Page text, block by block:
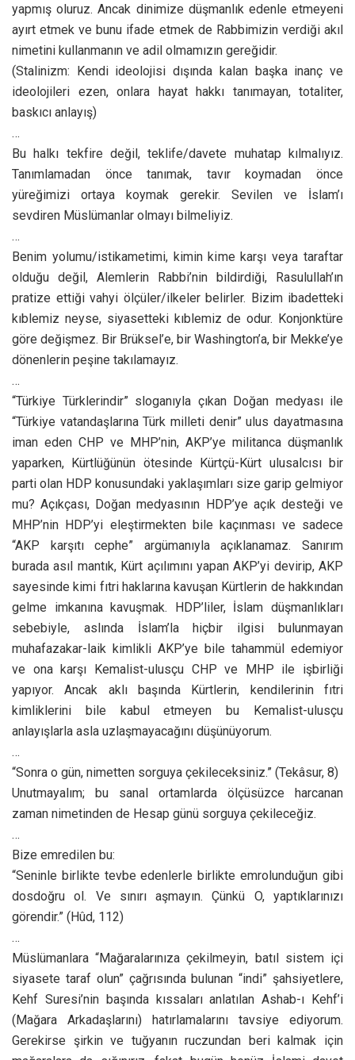
yapmış oluruz. Ancak dinimize düşmanlık edenle etmeyeni
ayırt etmek ve bunu ifade etmek de Rabbimizin verdiği akıl
nimetini kullanmanın ve adil olmamızın gereğidir.
(Stalinizm: Kendi ideolojisi dışında kalan başka inanç ve
ideolojileri ezen, onlara hayat hakkı tanımayan, totaliter,
baskıcı anlayış)
…
Bu halkı tekfire değil, teklife/davete muhatap kılmalıyız.
Tanımlamadan önce tanımak, tavır koymadan önce
yüreğimizi ortaya koymak gerekir. Sevilen ve İslam’ı
sevdiren Müslümanlar olmayı bilmeliyiz.
…
Benim yolumu/istikametimi, kimin kime karşı veya taraftar
olduğu değil, Alemlerin Rabbi’nin bildirdiği, Rasulullah’ın
pratize ettiği vahyi ölçüler/ilkeler belirler. Bizim ibadetteki
kıblemiz neyse, siyasetteki kıblemiz de odur. Konjonktüre
göre değişmez. Bir Brüksel’e, bir Washington’a, bir Mekke’ye
dönenlerin peşine takılamayız.
…
“Türkiye Türklerindir” sloganıyla çıkan Doğan medyası ile
“Türkiye vatandaşlarına Türk milleti denir” ulus dayatmasına
iman eden CHP ve MHP’nin, AKP’ye militanca düşmanlık
yaparken, Kürtlüğünün ötesinde Kürtçü-Kürt ulusalcısı bir
parti olan HDP konusundaki yaklaşımları size garip gelmiyor
mu? Açıkçası, Doğan medyasının HDP’ye açık desteği ve
MHP’nin HDP’yi eleştirmekten bile kaçınması ve sadece
“AKP karşıtı cephe” argümanıyla açıklanamaz. Sanırım
burada asıl mantık, Kürt açılımını yapan AKP’yi devirip, AKP
sayesinde kimi fıtri haklarına kavuşan Kürtlerin de hakkından
gelme imkanına kavuşmak. HDP’liler, İslam düşmanlıkları
sebebiyle, aslında İslam’la hiçbir ilgisi bulunmayan
muhafazakar-laik kimlikli AKP’ye bile tahammül edemiyor
ve ona karşı Kemalist-ulusçu CHP ve MHP ile işbirliği
yapıyor. Ancak aklı başında Kürtlerin, kendilerinin fıtri
kimliklerini bile kabul etmeyen bu Kemalist-ulusçu
anlayışlarla asla uzlaşmayacağını düşünüyorum.
…
“Sonra o gün, nimetten sorguya çekileceksiniz.” (Tekâsur, 8)
Unutmayalım; bu sanal ortamlarda ölçüsüzce harcanan
zaman nimetinden de Hesap günü sorguya çekileceğiz.
…
Bize emredilen bu:
“Seninle birlikte tevbe edenlerle birlikte emrolunduğun gibi
dosdoğru ol. Ve sınırı aşmayın. Çünkü O, yaptıklarınızı
görendir.” (Hûd, 112)
…
Müslümanlara “Mağaralarınıza çekilmeyin, batıl sistem içi
siyasete taraf olun” çağrısında bulunan “indi” şahsiyetlere,
Kehf Suresi’nin başında kıssaları anlatılan Ashab-ı Kehf’i
(Mağara Arkadaşlarını) hatırlamalarını tavsiye ediyorum.
Gerekirse şirkin ve tuğyanın ruczundan beri kalmak için